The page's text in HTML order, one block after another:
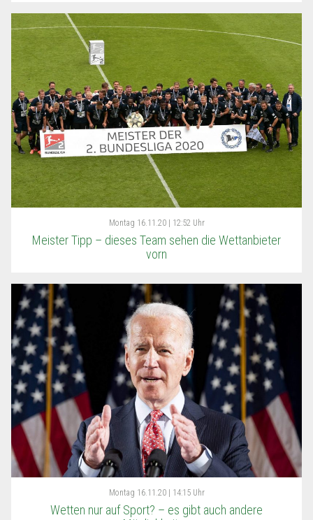
Montag 16.11.20 | 12:52 Uhr
Meister Tipp – dieses Team sehen die Wettanbieter
vorn
Montag 16.11.20 | 14:15 Uhr
Wetten nur auf Sport? – es gibt auch andere